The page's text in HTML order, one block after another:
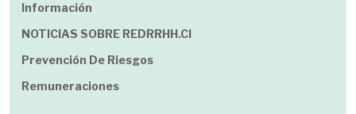
Información
NOTICIAS SOBRE REDRRHH.cl
Prevención De Riesgos
Remuneraciones